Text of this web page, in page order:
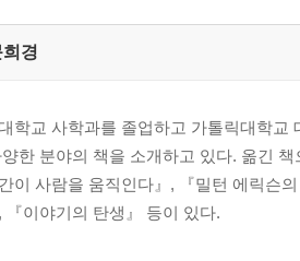
희경
학교 사학과를 졸업하고 가톨릭대학
한 분야의 책을 소개하고 있다. 옮긴
간이 사람을 움직인다』, 『밀턴 에릭슨
『이야기의 탄생』 등이 있다.